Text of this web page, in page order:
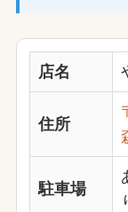
店名
住所
駐車場